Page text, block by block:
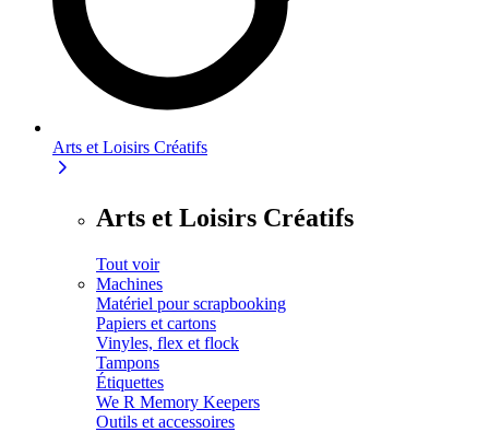
Arts et Loisirs Créatifs
Arts et Loisirs Créatifs
Tout voir
Machines
Matériel pour scrapbooking
Papiers et cartons
Vinyles, flex et flock
Tampons
Étiquettes
We R Memory Keepers
Outils et accessoires